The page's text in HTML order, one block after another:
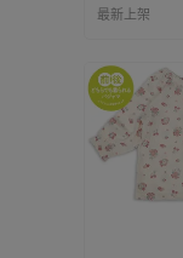
最新上架